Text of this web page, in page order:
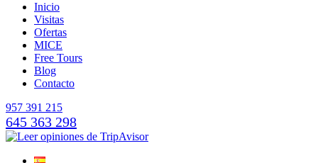
Inicio
Visitas
Ofertas
MICE
Free Tours
Blog
Contacto
957 391 215
645 363 298